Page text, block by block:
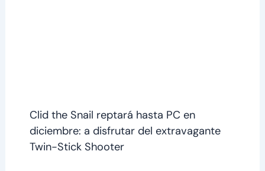
Clid the Snail reptará hasta PC en
diciembre: a disfrutar del extravagante
Twin-Stick Shooter